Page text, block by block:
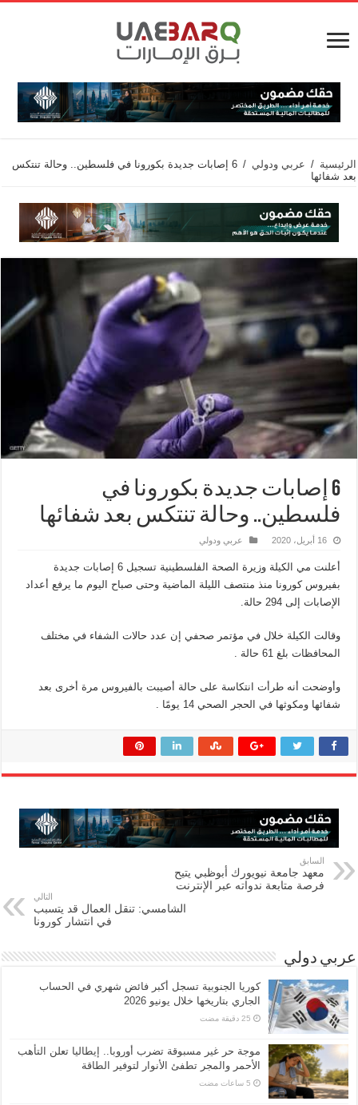
الرئيسية / عربي ودولي /
6 إصابات جديدة بكورونا في فلسطين.. وحالة تنتكس
بعد شفائها
6 إصابات جديدة بكورونا في
فلسطين.. وحالة تنتكس بعد شفائها
16 أبريل، 2020 عربي ودولي
أعلنت مي الكيلة وزيرة الصحة الفلسطينية تسجيل 6 إصابات جديدة
بفيروس كورونا منذ منتصف الليلة الماضية وحتى صباح اليوم ما يرفع أعداد
الإصابات إلى 294 حالة.
وقالت الكيلة خلال في مؤتمر صحفي إن عدد حالات الشفاء في مختلف
المحافظات بلغ 61 حالة .
وأوضحت أنه طرأت انتكاسة على حالة أصيبت بالفيروس مرة أخرى بعد
شفائها ومكوثها في الحجر الصحي 14 يومًا .
السابق
معهد جامعة نيويورك أبوظبي يتيح
فرصة متابعة ندواته عبر الإنترنت
التالي
الشامسي: تنقل العمال قد يتسبب
في انتشار كورونا
عربي دولي
كوريا الجنوبية تسجل أكبر فائض شهري في الحساب
الجاري بتاريخها خلال يونيو 2026
موجة حر غير مسبوقة تضرب أوروبا.. إيطاليا تعلن التأهب
الأحمر والمجر تطفئ الأنوار لتوفير الطاقة